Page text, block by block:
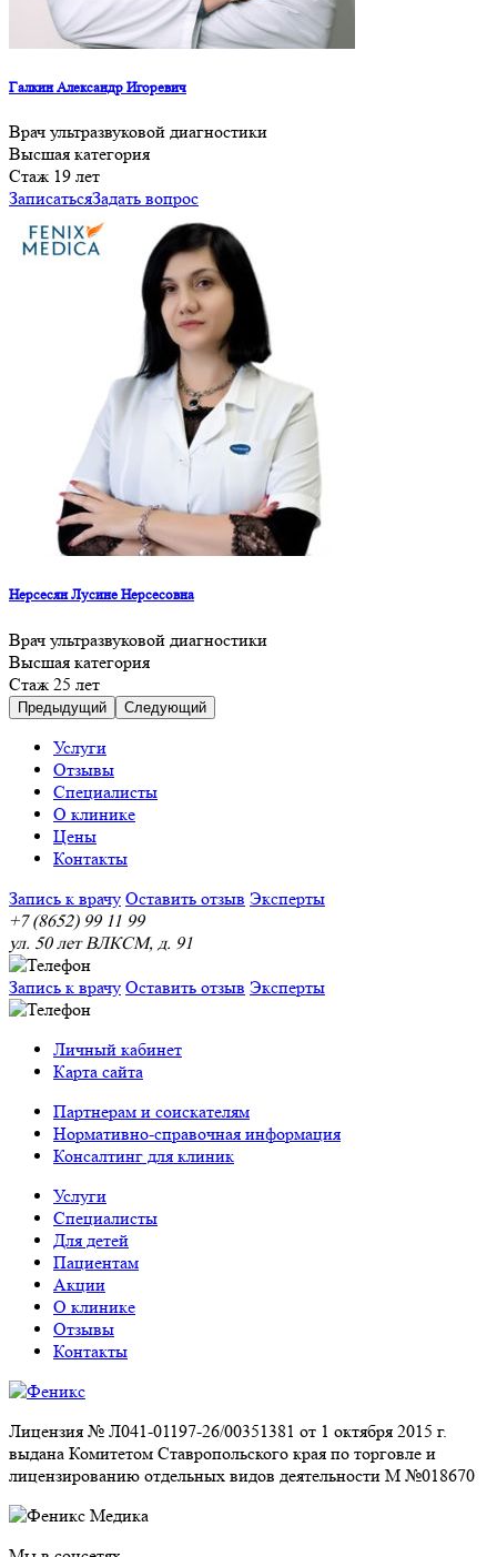
Галкин Александр Игоревич
Врач ультразвуковой диагностики
Высшая категория
Cтаж 19 лет
ЗаписатьсяЗадать вопрос
Нерсесян Лусине Нерсесовна
Врач ультразвуковой диагностики
Высшая категория
Cтаж 25 лет
Предыдущий Следующий
Услуги
Отзывы
Специалисты
О клинике
Цены
Контакты
Запись к врачу Оставить отзыв Эксперты
+7 (8652) 99 11 99
ул. 50 лет ВЛКСМ, д. 91
Запись к врачу Оставить отзыв Эксперты
Личный кабинет
Карта сайта
Партнерам и соискателям
Нормативно-справочная информация
Консалтинг для клиник
Услуги
Специалисты
Для детей
Пациентам
Акции
О клинике
Отзывы
Контакты
Лицензия № Л041-01197-26/00351381 от 1 октября 2015 г.
выдана Комитетом Ставропольского края по торговле и
лицензированию отдельных видов деятельности М №018670